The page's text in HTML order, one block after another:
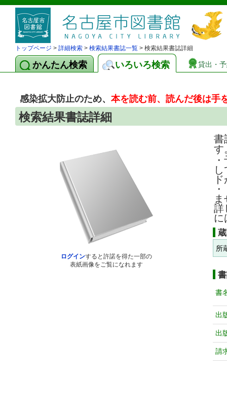
トップページ > 詳細検索 > 検索結果書誌一覧 > 検索結果書誌詳細
かんたん検索 いろいろ検索 貸出・
感染拡大防止のため、本を読む前、読んだ後は手
検索結果書誌詳細
ログインすると許諾を得た一部の
表紙画像をご覧になれます
書
す
詳
に
所
書
出
出
請